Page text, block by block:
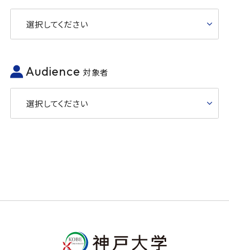
選択してください
Audience 対象者
選択してください